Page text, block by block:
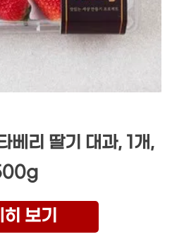
베리 딸기 대과, 1개,
보기